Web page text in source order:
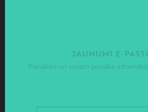
JAUNUMI E-
Piesakies un saņem jaunāko